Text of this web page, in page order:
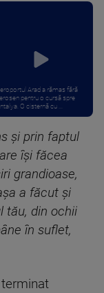
Arad a rămas fără
pentru o cursă spre
O cisternă cu ...
şi prin faptul
îşi făcea
grandioase,
a făcut şi
tău, din ochii
în suflet,